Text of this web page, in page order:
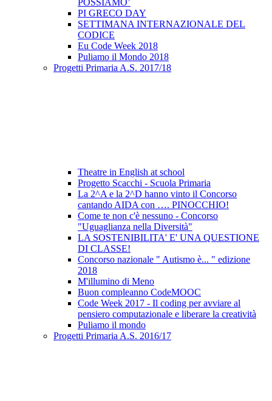
POSSIAMO’
PI GRECO DAY
SETTIMANA INTERNAZIONALE DEL
CODICE
Eu Code Week 2018
Puliamo il Mondo 2018
Progetti Primaria A.S. 2017/18
Theatre in English at school
Progetto Scacchi - Scuola Primaria
La 2^A e la 2^D hanno vinto il Concorso
cantando AIDA con …. PINOCCHIO!
Come te non c'è nessuno - Concorso
"Uguaglianza nella Diversità"
LA SOSTENIBILITA' E' UNA QUESTIONE
DI CLASSE!
Concorso nazionale " Autismo è... " edizione
2018
M'illumino di Meno
Buon compleanno CodeMOOC
Code Week 2017 - Il coding per avviare al
pensiero computazionale e liberare la creatività
Puliamo il mondo
Progetti Primaria A.S. 2016/17